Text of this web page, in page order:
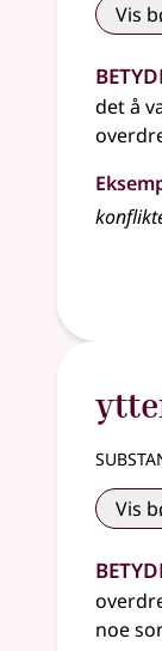
Vis
det å
Vis
noe